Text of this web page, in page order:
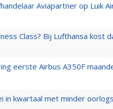
Aviapartner op Luik
Class? Bij Lufthansa kost
eerste Airbus A350F
in kwartaal met minder